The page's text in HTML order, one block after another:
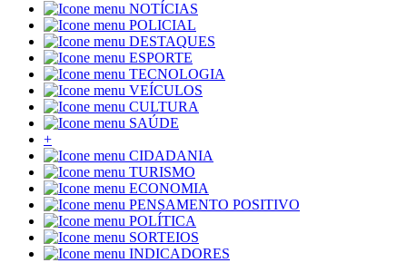
NOTÍCIAS
POLICIAL
DESTAQUES
ESPORTE
TECNOLOGIA
VEÍCULOS
CULTURA
SAÚDE
+
CIDADANIA
TURISMO
ECONOMIA
PENSAMENTO POSITIVO
POLÍTICA
SORTEIOS
INDICADORES